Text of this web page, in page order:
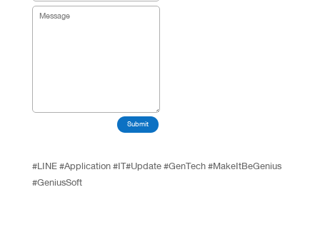
Submit
#LINE #Application #IT#Update #GenTech #MakeItBeGenius
#GeniusSoft